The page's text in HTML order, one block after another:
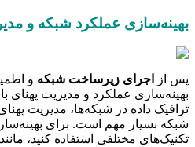
بهینه‌سازی عملکرد شبکه و
پس از اجرای زیرساخت شبکه و
بهینه‌سازی عملکرد و مدیریت پهنای
ترافیک داده در شبکه‌ها، مدیریت
شبکه بسیار مهم است. برای
تکنیک‌های مختلفی استفاده کنید،